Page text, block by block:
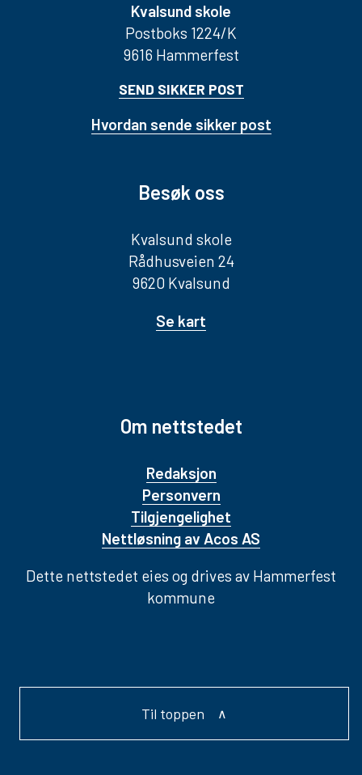
Kvalsund skole
Postboks 1224/K
9616 Hammerfest
SEND SIKKER POST
Hvordan sende sikker post
Besøk oss
Kvalsund skole
Rådhusveien 24
9620 Kvalsund
Se kart
Om nettstedet
Redaksjon
Personvern
Tilgjengelighet
Nettløsning av Acos AS
Dette nettstedet eies og drives av Hammerfest
kommune
Til toppen